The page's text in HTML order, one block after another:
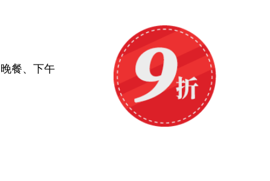
餐、下午